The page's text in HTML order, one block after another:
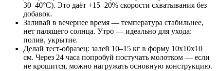
30–40°C). Это даёт +15–20% скорости схватывания без
добавок.
Заливай в вечернее время — температура стабильнее,
нет палящего солнца. Утро — идеально для ухода:
полив, укрытие.
Делай тест-образец: залей 10–15 кг в форму 10x10x10
см. Через 24 часа попробуй постучать молотком — если
не крошится, можно нагружать основную конструкцию.